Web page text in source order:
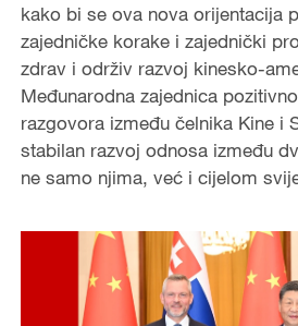
kako bi se ova nova orijentacija
zajedničke korake i zajednički
zdrav i održiv razvoj kinesko-
Međunarodna zajednica
razgovora između čelnika Kine i
stabilan razvoj odnosa između
ne samo njima, već i cijelom